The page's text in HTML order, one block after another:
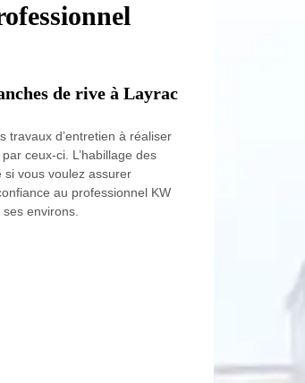
de rive à Layrac
travaux d’entretien à réaliser
ceux-ci. L’habillage des
vous voulez assurer
au professionnel KW
environs.